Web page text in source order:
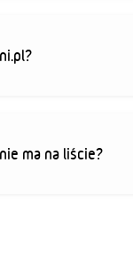
ma na liście?